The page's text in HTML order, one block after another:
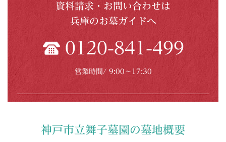
資料請求・お問い合わせは
兵庫のお墓ガイドへ
0120-841-499
営業時間/ 9:00〜17:30
神戸市立舞子墓園の墓地概要